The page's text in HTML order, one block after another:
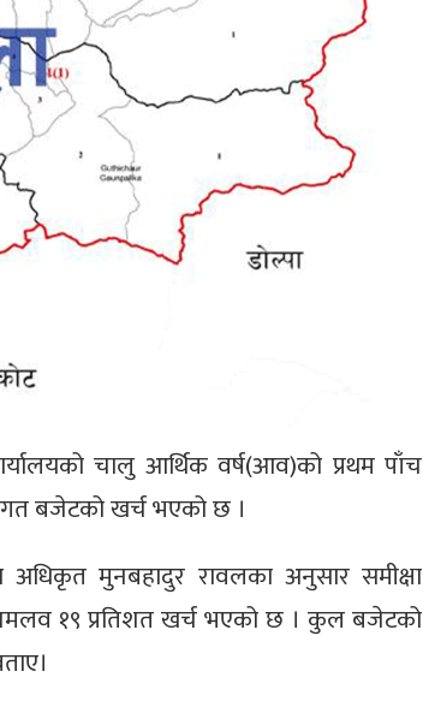
चालु आर्थिक वर्ष(आव)को प्रथम पाँच
बजेटको खर्च भएको छ ।
मुनबहादुर रावलका अनुसार समीक्षा
१९ प्रतिशत खर्च भएको छ । कुल बजेटको